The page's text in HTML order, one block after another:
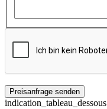
indication_tableau_dessous